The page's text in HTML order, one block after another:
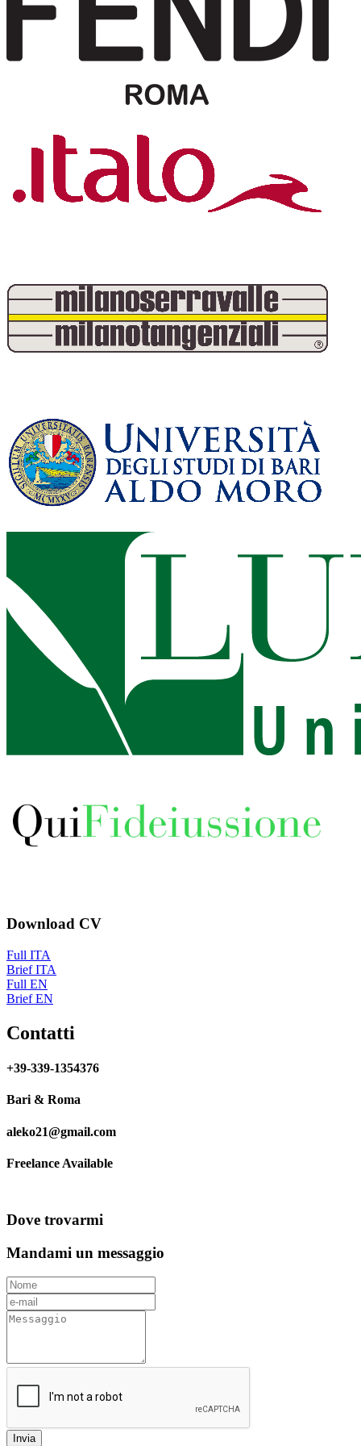
Download CV
Full ITA
Brief ITA
Full EN
Brief EN
Contatti
+39-339-1354376
Bari & Roma
aleko21@gmail.com
Freelance Available
Dove trovarmi
Mandami un messaggio